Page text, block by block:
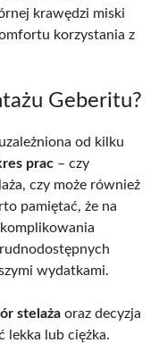
krawędzi miski
korzystania z
Geberitu?
od kilku
prac – czy
czy może również
pamiętać, że na
wydatkami.
stelaża oraz decyzja
lekka lub ciężka.